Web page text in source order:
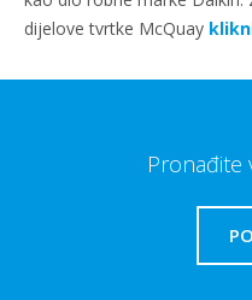
dijelove tvrtke McQuay
Pronađite